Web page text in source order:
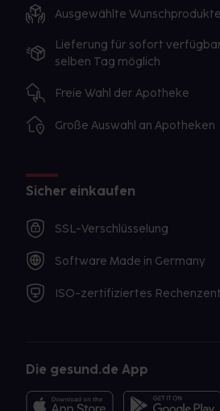
Ausgewählte
Lieferung für sofort
selben Tag möglich
Freie Wahl der Apotheke
Große Auswahl an Apotheken
Sicher einkaufen
SSL-Verschlüsselung
Software Made in Germany
ISO-zertifiziertes
Die gesund.de App